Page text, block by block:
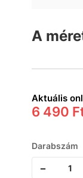
A
Aktuális
6 490
Darabszám
-